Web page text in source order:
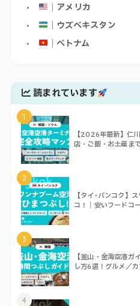
｜アメリカ
｜ウズベキスタン
｜ベトナム
読まれています
1
【2026年最新】仁
店・ご飯・お土産ま
2
【タイ･バンコク】
コ！｜安いフードコ
3
【釜山・金海空港
し方6選！グルメ／
4